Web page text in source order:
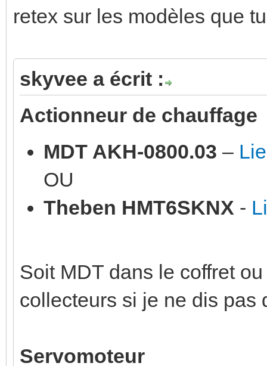
retex sur les modèles que
skyvee a écrit :
Actionneur de chauffage
MDT AKH-0800.03 –
OU
Theben HMT6SKNX -
Soit MDT dans le coffret
collecteurs si je ne dis pas
Servomoteur